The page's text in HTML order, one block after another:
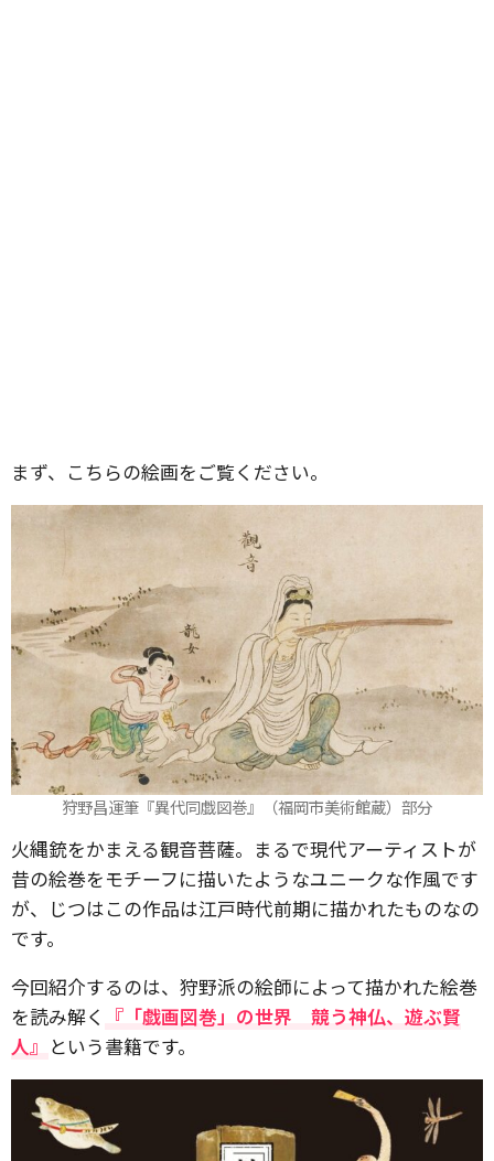
まず、こちらの絵画をご覧ください。
狩野昌運筆『異代同戯図巻』（福岡市美術館蔵）部分
火縄銃をかまえる観音菩薩。まるで現代アーティストが
昔の絵巻をモチーフに描いたようなユニークな作風です
が、じつはこの作品は江戸時代前期に描かれたものなの
です。
今回紹介するのは、狩野派の絵師によって描かれた絵巻
を読み解く 『「戯画図巻」の世界 競う神仏、遊ぶ賢
人』 という書籍です。